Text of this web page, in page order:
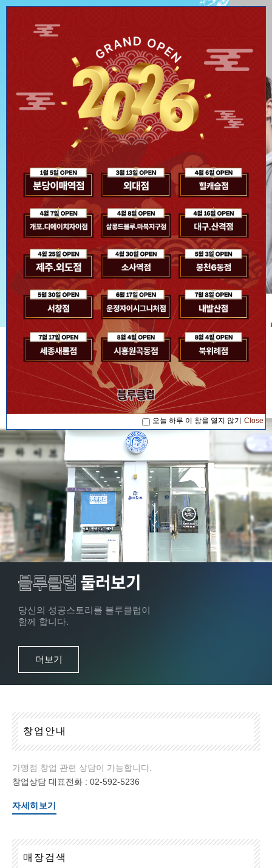
공지사항
[공지사항] [블루소식]2026. 07. 17 '블루...
[공지사항] [블루소식]2026. 08. 04 '블루...
[공지사항] [블루소식]2026. 08. 04 '블루...
[공지사항] [블루소식]2026. 07. 17 '블루...
[공지사항] [블루소식]2026. 08. 04 '블루...
당신의 성공스토리를 블루클럽이
함께 합니다.
더보기
창업 안내
가맹점 창업 관련 상담이 가능합니다.
창업상담 대표전화 : 02-592-5236
자세히보기
매 장검 색
오늘 하루 이 창을 열지 않기 Close
오늘 하루 이 창을 열지 않기 Close
오늘 하루 이 창을 열지 않기 Close